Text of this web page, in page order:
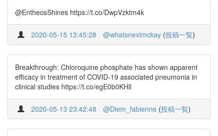
@EntheosShines https://t.co/DwpVzktm4k
2020-05-15 13:45:28 @whatsnextmckay (投稿一覧)
Breakthrough: Chloroquine phosphate has shown apparent
efficacy in treatment of COVID-19 associated pneumonia in
clinical studies https://t.co/egE0b0KHll
2020-05-13 23:42:48 @Diem_fabienne (投稿一覧)